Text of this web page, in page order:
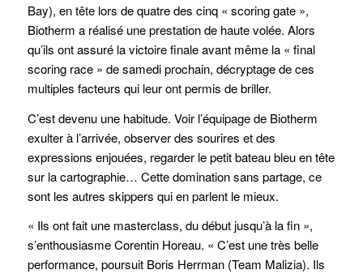
Bay), en tête lors de quatre des cinq « scoring gate »,
Biotherm a réalisé une prestation de haute volée. Alors
qu’ils ont assuré la victoire finale avant même la « final
scoring race » de samedi prochain, décryptage de ces
multiples facteurs qui leur ont permis de briller.
C’est devenu une habitude. Voir l’équipage de Biotherm
exulter à l’arrivée, observer des sourires et des
expressions enjouées, regarder le petit bateau bleu en tête
sur la cartographie… Cette domination sans partage, ce
sont les autres skippers qui en parlent le mieux.
« Ils ont fait une masterclass, du début jusqu’à la fin »,
s’enthousiasme Corentin Horeau. « C’est une très belle
performance, poursuit Boris Herrman (Team Malizia). Ils